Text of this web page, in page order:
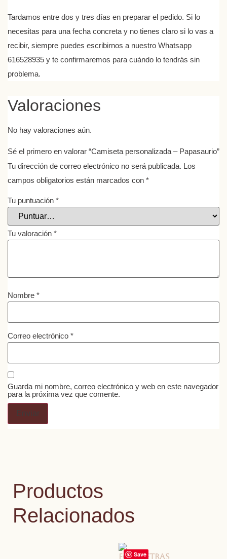
Tardamos entre dos y tres días en preparar el pedido. Si lo
necesitas para una fecha concreta y no tienes claro si lo vas a
recibir, siempre puedes escribirnos a nuestro Whatsapp
616528935 y te confirmaremos para cuándo lo tendrás sin
problema.
Valoraciones
No hay valoraciones aún.
Sé el primero en valorar “Camiseta personalizada – Papasaurio”
Tu dirección de correo electrónico no será publicada. Los
campos obligatorios están marcados con *
Tu puntuación *
Tu valoración *
Nombre *
Correo electrónico *
Guarda mi nombre, correo electrónico y web en este navegador
para la próxima vez que comente.
Productos
Relacionados
Save